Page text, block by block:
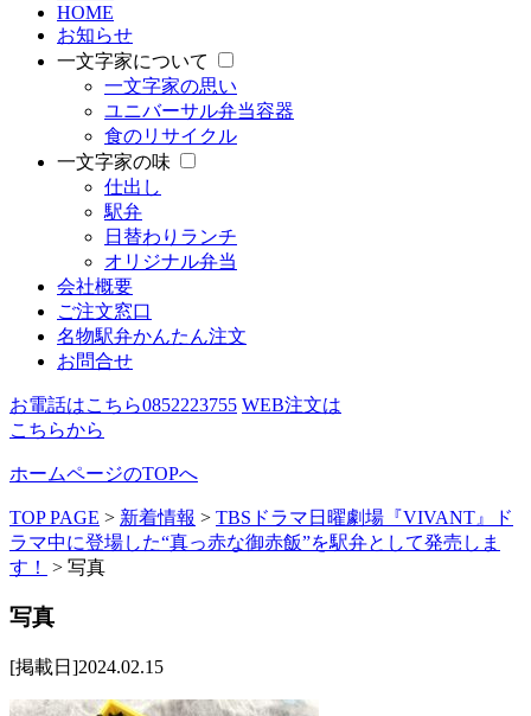
HOME
お知らせ
一文字家について
一文字家の思い
ユニバーサル弁当容器
食のリサイクル
一文字家の味
仕出し
駅弁
日替わりランチ
オリジナル弁当
会社概要
ご注文窓口
名物駅弁かんたん注文
お問合せ
お電話はこちら0852223755 WEB注文は
こちらから
ホームページのTOPへ
TOP PAGE > 新着情報 > TBSドラマ日曜劇場『VIVANT』ド
ラマ中に登場した“真っ赤な御赤飯”を駅弁として発売しま
す！
> 写真
写真
[掲載日]2024.02.15